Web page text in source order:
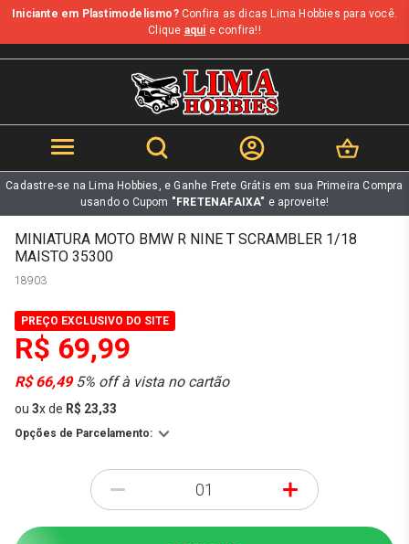
b
Iniciante em Plastimodelismo?Confira as dicas Lima Hobbies para você.
Clique aqui e confira!!
Cadastre-se na Lima Hobbies, e Ganhe Frete Grátis em sua Primeira Compra
usando o Cupom "FRETENAFAIXA" e aproveite!
MINIATURA MOTO BMW R NINE T SCRAMBLER 1/18
MAISTO 35300
18903
PREÇO EXCLUSIVO DO SITE
R$ 69,99
R$ 66,495% off à vista no cartão
ou 3xde R$ 23,33
Opções de Parcelamento:
- +